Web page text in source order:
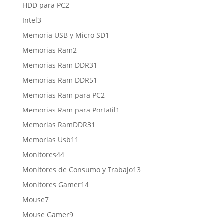
HDD para PC22
Intel33
productos
Memoria USB y Micro SD1
Memorias Ram22
productos
Memorias Ram DDR31
Memorias Ram DDR51
producto
Memorias Ram para PC22
productos
Memorias Ram para Portatil1
Memorias RamDDR31
Memorias Usb11
Monitores4444
productos
Monitores de Consumo y Trabajo1313
Monitores Gamer1414
Mouse77
productos
Mouse Gamer99